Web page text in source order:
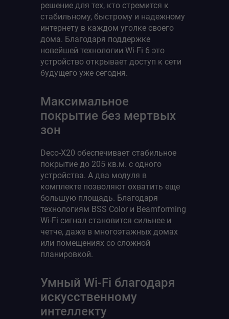
решение для тех, кто стремится к
стабильному, быстрому и надежному
интернету в каждом уголке своего
дома. Благодаря поддержке
новейшей технологии Wi-Fi 6 это
устройство открывает доступ к сети
будущего уже сегодня.
Максимальное
покрытие без мертвых
зон
Deco-X20 обеспечивает стабильное
покрытие до 205 кв.м. с одного
устройства. А два модуля в
комплекте позволяют охватить еще
большую площадь. Благодаря
технологиям BSS Color и Beamforming
Wi-Fi сигнал становится сильнее и
четче, даже в многоэтажных домах
или помещениях со сложной
планировкой.
Умный Wi-Fi благодаря
искусственному
интеллекту